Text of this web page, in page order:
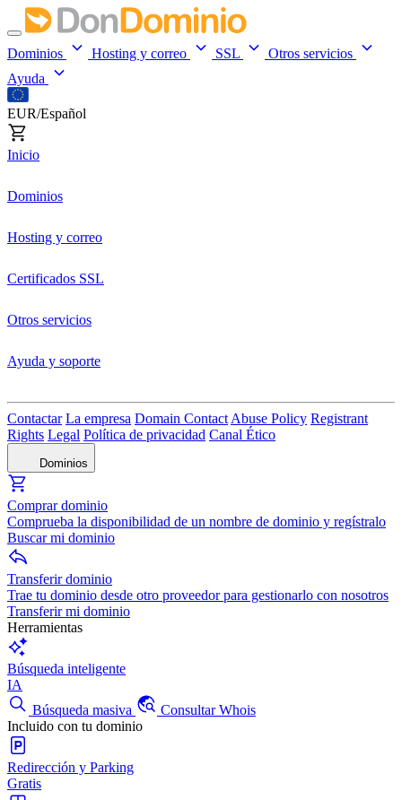
Dominios Hosting y correo SSL
Otros servicios
Ayuda
EUR/Español
Inicio
Dominios
Hosting y correo
Certificados SSL
Otros servicios
Ayuda y soporte
Contactar La empresa Domain Contact Abuse Policy Registrant
Rights Legal Política de privacidad Canal Ético
Dominios
Comprar dominio
Comprueba la disponibilidad de un nombre de dominio y regístralo
Buscar mi dominio
Transferir dominio
Trae tu dominio desde otro proveedor para gestionarlo con nosotros
Transferir mi dominio
Herramientas
Búsqueda inteligente
IA
Búsqueda masiva
Consultar Whois
Incluido con tu dominio
Redirección y Parking
Gratis